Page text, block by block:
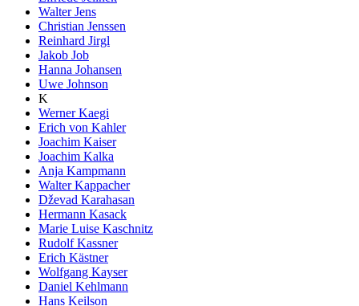
Walter Jens
Christian Jenssen
Reinhard Jirgl
Jakob Job
Hanna Johansen
Uwe Johnson
K
Werner Kaegi
Erich von Kahler
Joachim Kaiser
Joachim Kalka
Anja Kampmann
Walter Kappacher
Dževad Karahasan
Hermann Kasack
Marie Luise Kaschnitz
Rudolf Kassner
Erich Kästner
Wolfgang Kayser
Daniel Kehlmann
Hans Keilson